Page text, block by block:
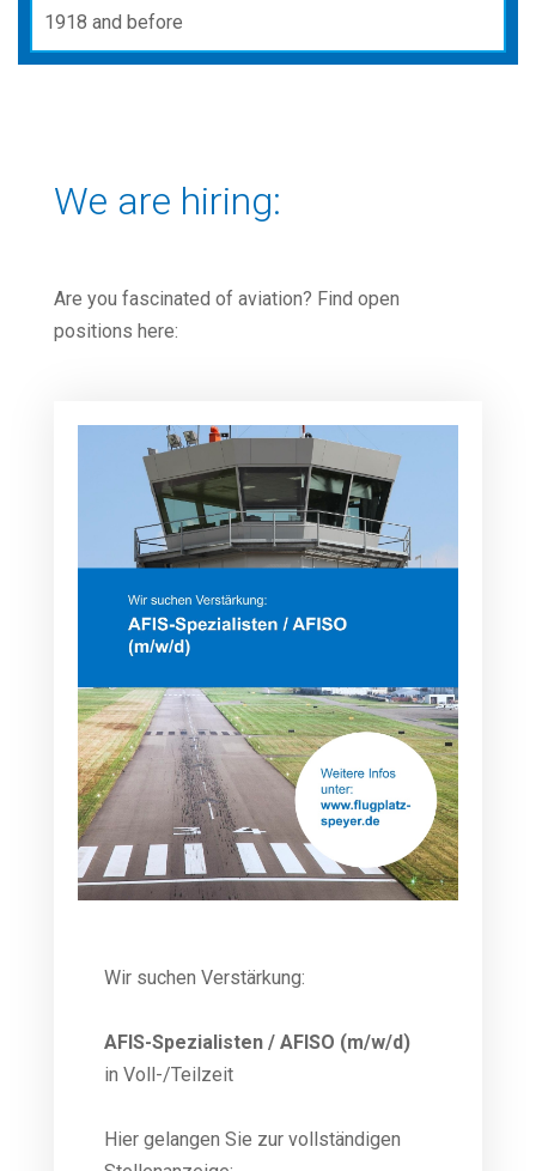
1918 and before
We are hiring:
Are you fascinated of aviation? Find open
positions here:
Wir suchen Verstärkung:
AFIS-Spezialisten / AFISO (m/w/d)
in Voll-/Teilzeit
Hier gelangen Sie zur vollständigen